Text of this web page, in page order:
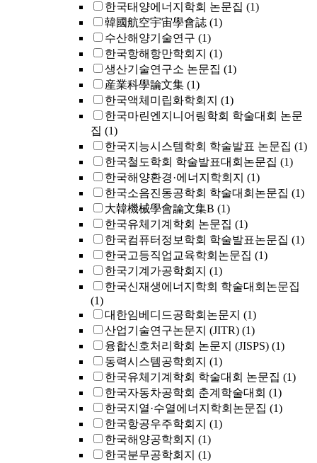
한국태양에너지학회 논문집 (1)
韓國航空宇宙學會誌 (1)
수산해양기술연구 (1)
한국항해항만학회지 (1)
생산기술연구소 논문집 (1)
産業科學論文集 (1)
한국액체미립화학회지 (1)
한국마린엔지니어링학회 학술대회 논문
집 (1)
한국지능시스템학회 학술발표 논문집 (1)
한국철도학회 학술발표대회논문집 (1)
한국해양환경·에너지학회지 (1)
한국소음진동공학회 학술대회논문집 (1)
大韓機械學會論文集B (1)
한국유체기계학회 논문집 (1)
한국컴퓨터정보학회 학술발표논문집 (1)
한국고등직업교육학회논문집 (1)
한국기계가공학회지 (1)
한국신재생에너지학회 학술대회논문집
(1)
대한임베디드공학회논문지 (1)
산업기술연구논문지 (JITR) (1)
융합신호처리학회 논문지 (JISPS) (1)
동력시스템공학회지 (1)
한국유체기계학회 학술대회 논문집 (1)
한국자동차공학회 춘계학술대회 (1)
한국지열·수열에너지학회논문집 (1)
한국항공우주학회지 (1)
한국해양공학회지 (1)
한국분무공학회지 (1)